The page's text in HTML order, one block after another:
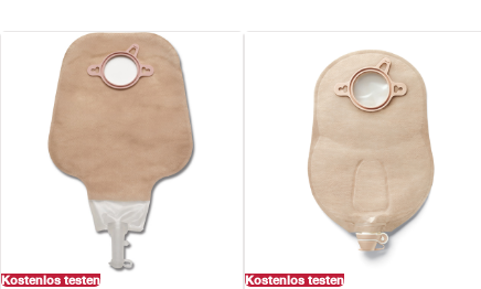
Kostenlos testen Kostenlos testen